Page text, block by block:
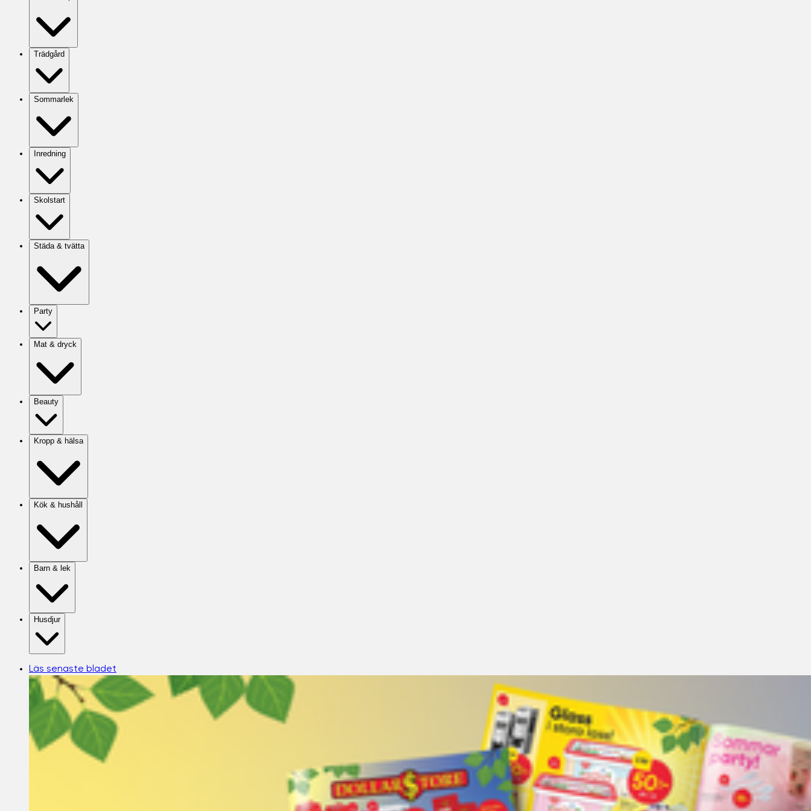
Trädgård
Sommarlek
Inredning
Skolstart
Städa & tvätta
Party
Mat & dryck
Beauty
Kropp & hälsa
Kök & hushåll
Barn & lek
Husdjur
Läs senaste bladet